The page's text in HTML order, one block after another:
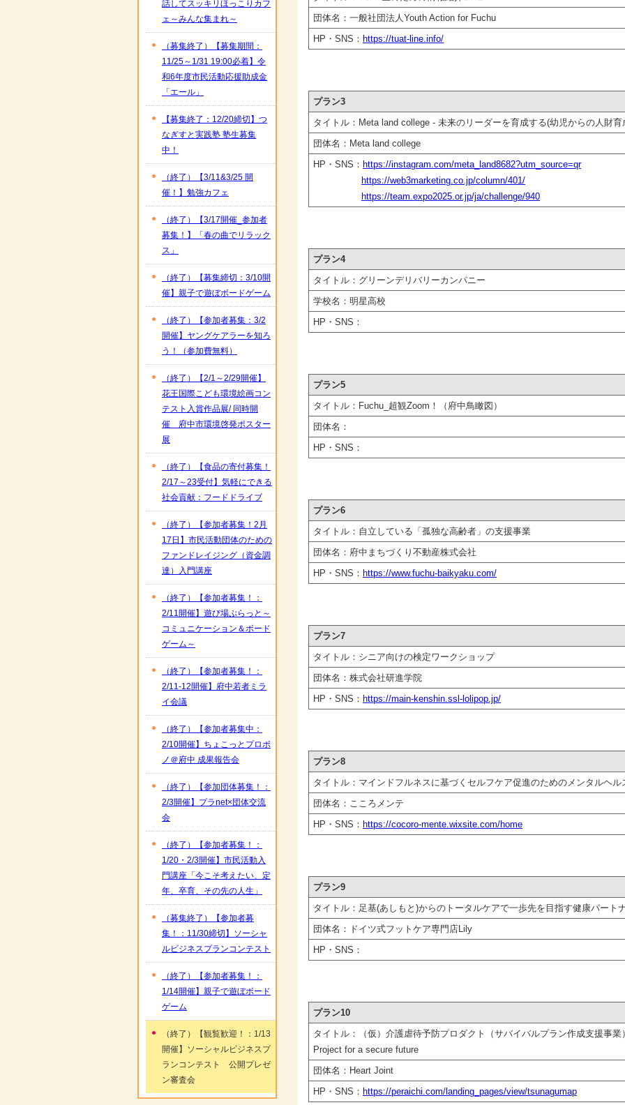
団体名：一般社団法人Youth Action for Fuchu
HP・SNS： https://tuat-line.info/
プラン3
タイトル：Meta land college - 未来のリーダーを育成する(幼児からの人財育
団体名：Meta land college
HP・SNS： https://instagram.com/meta_land8682?utm_source=qr
https://web3marketing.co.jp/column/401/
https://team.expo2025.or.jp/ja/challenge/940
プラン4
タイトル：グリーンデリバリーカンパニー
学校名：明星高校
HP・SNS：
プラン5
タイトル：Fuchu_超観Zoom！（府中鳥瞰図）
団体名：
HP・SNS：
プラン6
タイトル：自立している「孤独な高齢者」の支援事業
団体名：府中まちづくり不動産株式会社
HP・SNS： https://www.fuchu-baikyaku.com/
プラン7
タイトル：シニア向けの検定ワークショップ
団体名：株式会社研進学院
HP・SNS： https://main-kenshin.ssl-lolipop.jp/
プラン8
タイトル：マインドフルネスに基づくセルフケア促進のためのメンタルヘル
団体名：こころメンテ
HP・SNS： https://cocoro-mente.wixsite.com/home
プラン9
タイトル：足基(あしもと)からのトータルケアで一歩先を目指す健康パート
団体名：ドイツ式フットケア専門店Lily
HP・SNS：
プラン10
タイトル：（仮）介護虐待予防プロダクト（サバイバルプラン作成支援事
Project for a secure future
団体名：Heart Joint
HP・SNS： https://peraichi.com/landing_pages/view/tsunagumap
話してスッキリほっこりカフ
ェ～みんな集まれ～
（募集終了）【募集期間：
11/25～1/31 19:00必着】令
和6年度市民活動応援助成金
「エール」
【募集終了：12/20締切】つ
なぎすと実践塾 塾生募集
中！
（終了）【3/11&3/25 開
催！】勉強カフェ
（終了）【3/17開催_参加者
募集！】「春の曲でリラック
ス」
（終了）【募集締切：3/10開
催】親子で遊ぼボードゲーム
（終了）【参加者募集：3/2
開催】ヤングケアラーを知ろ
う！（参加費無料）
（終了）【2/1～2/29開催】
花王国際こども環境絵画コン
テスト入賞作品展/ 同時開
催 府中市環境啓発ポスター
展
（終了）【食品の寄付募集！
2/17～23受付】気軽にできる
社会貢献：フードドライブ
（終了）【参加者募集！2月
17日】市民活動団体のための
ファンドレイジング（資金調
達）入門講座
（終了）【参加者募集！：
2/11開催】遊び場ぷらっと～
コミュニケーション＆ボード
ゲーム～
（終了）【参加者募集！：
2/11‐12開催】府中若者ミラ
イ会議
（終了）【参加者募集中：
2/10開催】ちょこっとプロボ
ノ＠府中 成果報告会
（終了）【参加団体募集！：
2/3開催】プラnet×団体交流
会
（終了）【参加者募集！：
1/20・2/3開催】市民活動入
門講座「今こそ考えたい、定
年、卒育、その先の人生」
（募集終了）【参加者募
集！：11/30締切】ソーシャ
ルビジネスプランコンテスト
（終了）【参加者募集！：
1/14開催】親子で遊ぼボード
ゲーム
（終了）【観覧歓迎！：1/13
開催】ソーシャルビジネスプ
ランコンテスト 公開プレゼ
ン審査会